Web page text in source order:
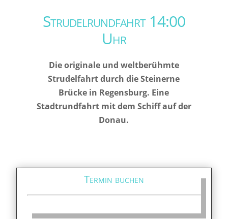
Strudelrundfahrt 14:00
Uhr
Die originale und weltberühmte
Strudelfahrt durch die Steinerne
Brücke in Regensburg. Eine
Stadtrundfahrt mit dem Schiff auf der
Donau.
Termin buchen